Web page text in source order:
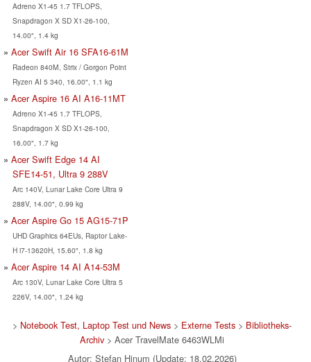
Adreno X1-45 1.7 TFLOPS,
Snapdragon X SD X1-26-100,
14.00", 1.4 kg
Acer Swift Air 16 SFA16-61M
Radeon 840M, Strix / Gorgon Point
Ryzen AI 5 340, 16.00", 1.1 kg
Acer Aspire 16 AI A16-11MT
Adreno X1-45 1.7 TFLOPS,
Snapdragon X SD X1-26-100,
16.00", 1.7 kg
Acer Swift Edge 14 AI
SFE14-51, Ultra 9 288V
Arc 140V, Lunar Lake Core Ultra 9
288V, 14.00", 0.99 kg
Acer Aspire Go 15 AG15-71P
UHD Graphics 64EUs, Raptor Lake-
H i7-13620H, 15.60", 1.8 kg
Acer Aspire 14 AI A14-53M
Arc 130V, Lunar Lake Core Ultra 5
226V, 14.00", 1.24 kg
> Notebook Test, Laptop Test und News > Externe Tests > Bibliotheks-
Archiv > Acer TravelMate 6463WLMi
Autor: Stefan Hinum (Update: 18.02.2026)